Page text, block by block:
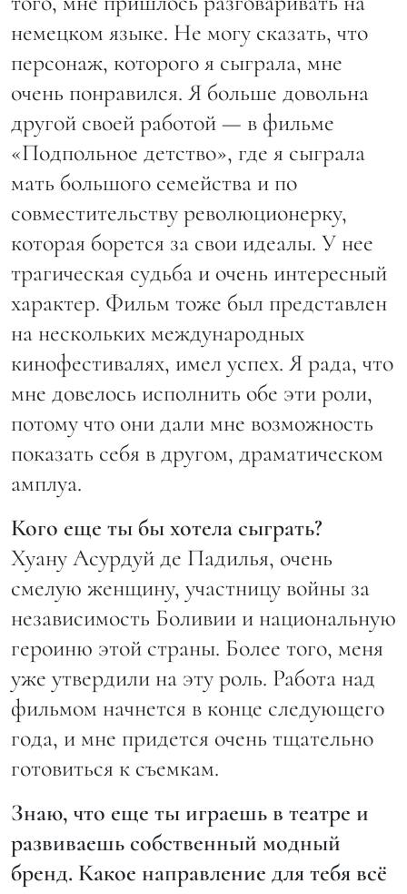
немецком языке. Не могу сказать, что
персонаж, которого я сыграла, мне
очень понравился. Я больше довольна
другой своей работой — в фильме
«Подпольное детство», где я сыграла
мать большого семейства и по
совместительству революционерку,
которая борется за свои идеалы. У нее
трагическая судьба и очень интересный
характер. Фильм тоже был представлен
на нескольких международных
кинофестивалях, имел успех. Я рада, что
мне довелось исполнить обе эти роли,
потому что они дали мне возможность
показать себя в другом, драматическом
амплуа.
Кого еще ты бы хотела сыграть?
Хуану Асурдуй де Падилья, очень
смелую женщину, участницу войны за
независимость Боливии и национальную
героиню этой страны. Более того, меня
уже утвердили на эту роль. Работа над
фильмом начнется в конце следующего
года, и мне придется очень тщательно
готовиться к съемкам.
Знаю, что еще ты играешь в театре и
развиваешь собственный модный
бренд. Какое направление для тебя всё